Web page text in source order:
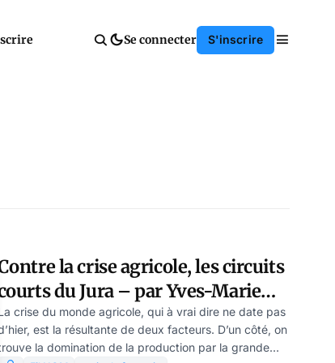
Se connecter S'inscrire
la crise agricole, les circuits
du Jura – par Yves-Marie
crise du monde agricole, qui à vrai dire ne date pas
est la résultante de deux facteurs. D’un côté, on
la domination de la production par la grande